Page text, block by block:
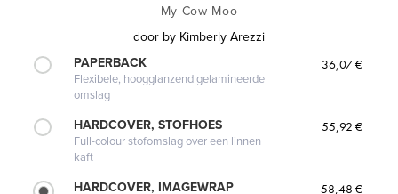
My Cow Moo
door by Kimberly Arezzi
PAPERBACK
Flexibele, hoogglanzend gelamineerde
omslag
36,07 €
HARDCOVER, STOFHOES
Full-colour stofomslag over een linnen
kaft
55,92 €
HARDCOVER, IMAGEWRAP 58,48 €